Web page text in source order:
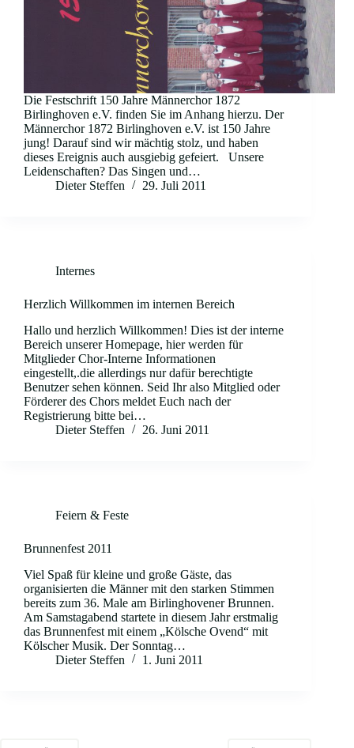
Die Festschrift 150 Jahre Männerchor 1872
Birlinghoven e.V. finden Sie im Anhang hierzu. Der
Männerchor 1872 Birlinghoven e.V. ist 150 Jahre
jung! Darauf sind wir mächtig stolz, und haben
dieses Ereignis auch ausgiebig gefeiert. Unsere
Leidenschaften? Das Singen und…
Dieter Steffen
29. Juli 2011
Internes
Herzlich Willkommen im internen Bereich
Hallo und herzlich Willkommen! Dies ist der interne
Bereich unserer Homepage, hier werden für
Mitglieder Chor-Interne Informationen
eingestellt,.die allerdings nur dafür berechtigte
Benutzer sehen können. Seid Ihr also Mitglied oder
Förderer des Chors meldet Euch nach der
Registrierung bitte bei…
Dieter Steffen
26. Juni 2011
Feiern & Feste
Brunnenfest 2011
Viel Spaß für kleine und große Gäste, das
organisierten die Männer mit den starken Stimmen
bereits zum 36. Male am Birlinghovener Brunnen.
Am Samstagabend startete in diesem Jahr erstmalig
das Brunnenfest mit einem „Kölsche Ovend“ mit
Kölscher Musik. Der Sonntag…
Dieter Steffen
1. Juni 2011